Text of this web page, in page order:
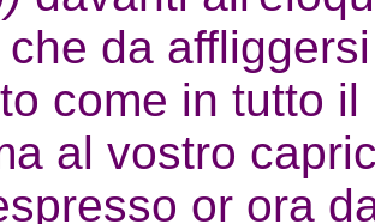
che da
come in tutto
al vostro
or ora